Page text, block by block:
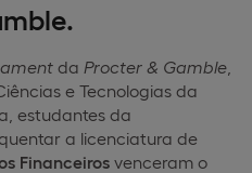
da Procter & Gamble
e Tecnologias da
estudantes da
a licenciatura de
Financeiros venceram o